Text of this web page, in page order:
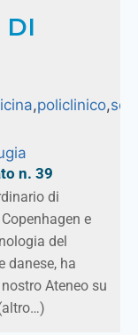
DI
,policlinico,
n. 39
di
e
del
danese, ha
Ateneo su